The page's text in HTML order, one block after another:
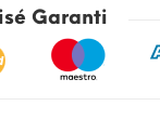
Garanti